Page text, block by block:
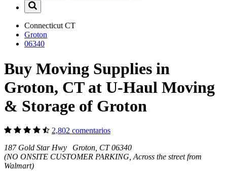
Connecticut CT
Groton
06340
Buy Moving Supplies in
Groton, CT at U-Haul Moving
& Storage of Groton
2,802 comentarios
187 Gold Star Hwy Groton, CT 06340
(NO ONSITE CUSTOMER PARKING, Across the street from
Walmart)